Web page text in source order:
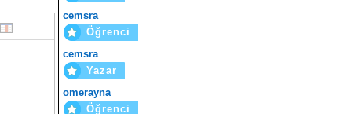
cemsra
Öğrenci
cemsra
Yazar
omerayna
Öğrenci